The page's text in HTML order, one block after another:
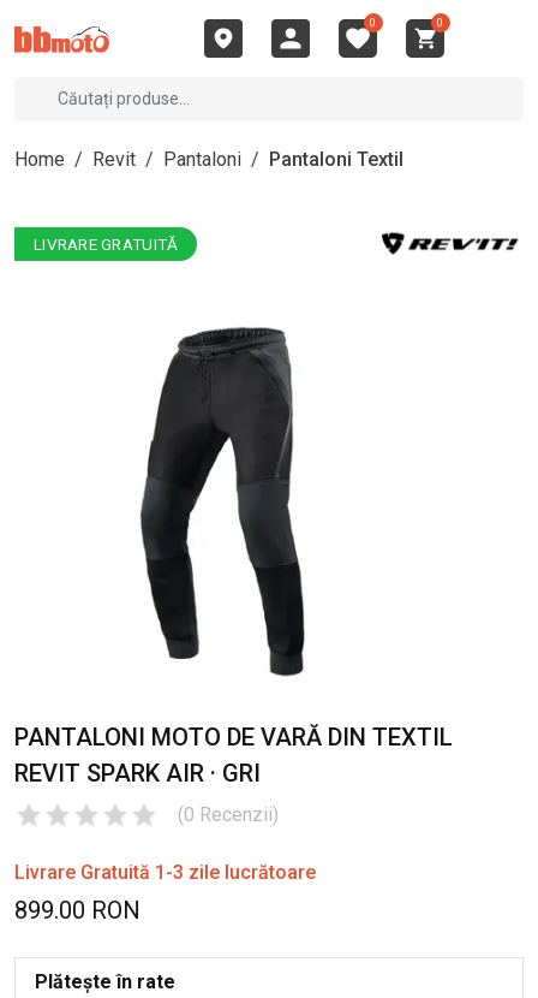
0 0
Home / Revit / Pantaloni / Pantaloni Textil
LIVRARE GRATUITĂ
PANTALONI MOTO DE VARĂ DIN TEXTIL
REVIT SPARK AIR · GRI
(0 Recenzii)
Livrare Gratuită 1-3 zile lucrătoare
899.00 RON
Plătește în rate